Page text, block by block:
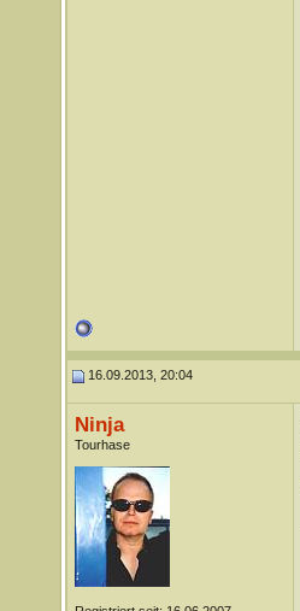
16.09.2013, 20:04
Ninja
Tourhase